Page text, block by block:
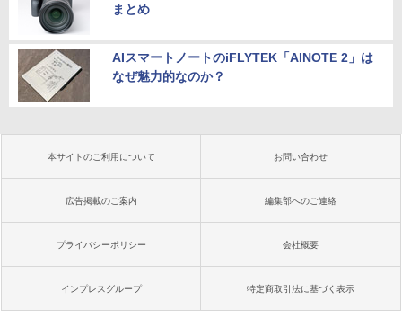
まとめ
AIスマートノートのiFLYTEK「AINOTE 2」は
なぜ魅力的なのか？
本サイトのご利用について お問い合わせ
広告掲載のご案内 編集部へのご連絡
プライバシーポリシー 会社概要
インプレスグループ 特定商取引法に基づく表示